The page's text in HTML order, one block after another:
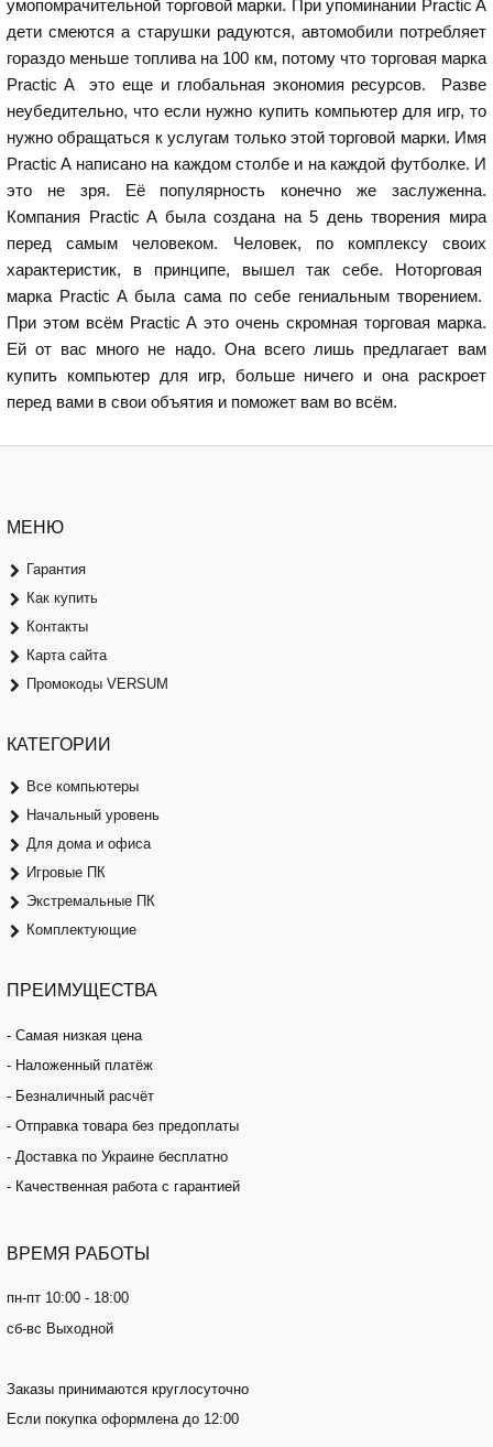
умопомрачительной торговой марки. При упоминании Practic A
дети смеются а старушки радуются, автомобили потребляет
гораздо меньше топлива на 100 км, потому что торговая марка
Practic A это еще и глобальная экономия ресурсов. Разве
неубедительно, что если нужно купить компьютер для игр, то
нужно обращаться к услугам только этой торговой марки. Имя
Practic A написано на каждом столбе и на каждой футболке. И
это не зря. Её популярность конечно же заслуженна.
Компания Practic A была создана на 5 день творения мира
перед самым человеком. Человек, по комплексу своих
характеристик, в принципе, вышел так себе. Ноторговая
марка Practic A была сама по себе гениальным творением.
При этом всём Practic A это очень скромная торговая марка.
Ей от вас много не надо. Она всего лишь предлагает вам
купить компьютер для игр, больше ничего и она раскроет
перед вами в свои объятия и поможет вам во всём.
МЕНЮ
Гарантия
Как купить
Контакты
Карта сайта
Промокоды VERSUM
КАТЕГОРИИ
Все компьютеры
Начальный уровень
Для дома и офиса
Игровые ПК
Экстремальные ПК
Комплектующие
ПРЕИМУЩЕСТВА
- Самая низкая цена
- Наложенный платёж
- Безналичный расчёт
- Отправка товара без предоплаты
- Доставка по Украине бесплатно
- Качественная работа с гарантией
ВРЕМЯ РАБОТЫ
пн-пт 10:00 - 18:00
сб-вс Выходной
Заказы принимаются круглосуточно
Если покупка оформлена до 12:00